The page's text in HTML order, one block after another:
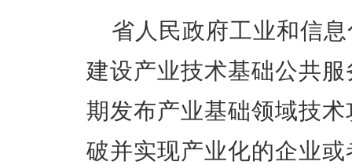
省人民政府工业和信
建设产业技术基础公共
期发布产业基础领域技
破并实现产业化的企业